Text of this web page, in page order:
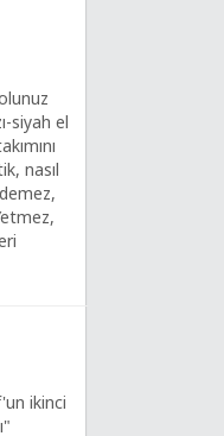
siyah el
nasıl
ikinci